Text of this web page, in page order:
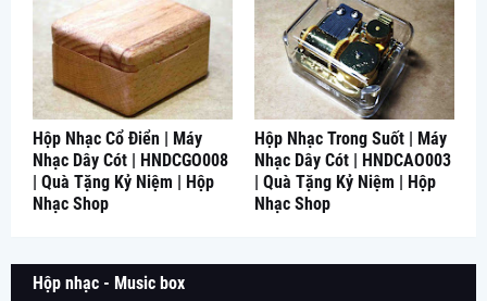
Hộp Nhạc Cổ Điển | Máy
Nhạc Dây Cót | HNDCGO008
| Quà Tặng Kỷ Niệm | Hộp
Nhạc Shop
Hộp Nhạc Trong Suốt | Máy
Nhạc Dây Cót | HNDCAO003
| Quà Tặng Kỷ Niệm | Hộp
Nhạc Shop
Hộp nhạc - Music box